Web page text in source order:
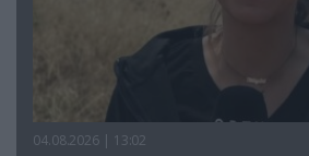
04.08.2026 | 13:02